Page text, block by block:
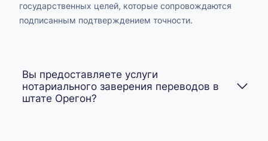
государственных целей, которые сопровождаются
подписанным подтверждением точности.
Вы предоставляете услуги
нотариального заверения переводов в
штате Орегон?